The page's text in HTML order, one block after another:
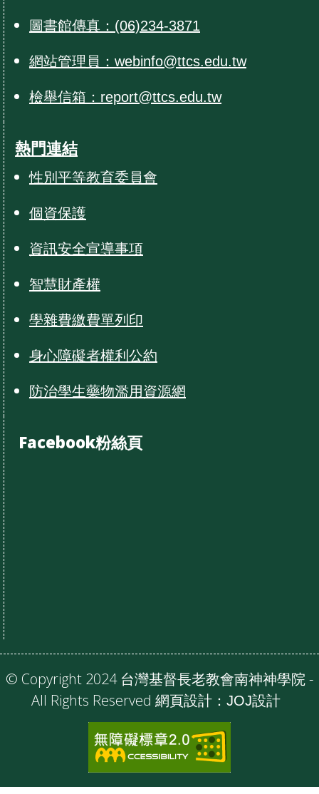
圖書館傳真：(06)234-3871
網站管理員：webinfo@ttcs.edu.tw
檢舉信箱：report@ttcs.edu.tw
熱門連結
性別平等教育委員會
個資保護
資訊安全宣導事項
智慧財產權
學雜費繳費單列印
身心障礙者權利公約
防治學生藥物濫用資源網
Facebook粉絲頁
© Copyright 2024 台灣基督長老教會南神神學院 -
All Rights Reserved 網頁設計： JOJ設計